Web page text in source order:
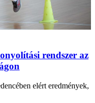
rendszer az
elért eredmények,